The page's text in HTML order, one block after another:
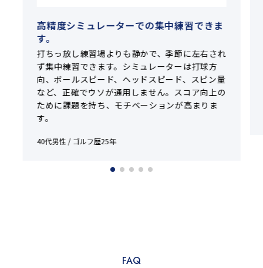
高精度シミュレーターでの集中練習できま
す。
打ちっ放し練習場よりも静かで、季節に左右され
ず集中練習できます。シミュレーターは打球方
向、ボールスピード、ヘッドスピード、スピン量
など、正確でウソが通用しません。スコア向上の
ために課題を持ち、モチベーションが高まりま
す。
40代男性 / ゴルフ歴25年
FAQ